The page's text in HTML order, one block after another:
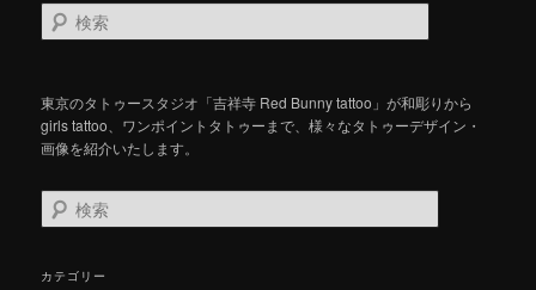
検
索
東京のタトゥースタジオ「吉祥寺 Red Bunny tattoo」が和彫りから
girls tattoo、ワンポイントタトゥーまで、様々なタトゥーデザイン・
画像を紹介いたします。
検
索
カテゴリー